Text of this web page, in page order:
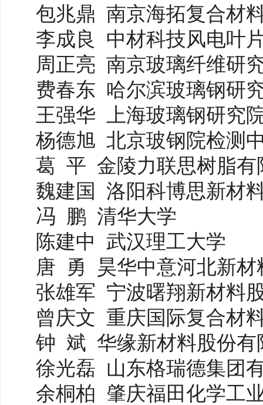
包兆鼎 南京海拓复合材
李成良
中材科技风电叶
周正亮 南京玻璃纤维研
费春东 哈尔滨玻璃钢研
王强华
上海玻璃钢研究
杨德旭 北京玻钢院检测
葛 平 金陵力联思树脂有
魏建国
洛阳科博思新材
冯 鹏 清华大学
陈建中
武汉理工大学
唐
勇
昊华中意河北新
张雄军 宁波曙翔新材料
曾庆文 重庆国际复合材
钟 斌 华缘新材料股份有
徐光磊 山东格瑞德集团
余桐柏 肇庆福田化学工